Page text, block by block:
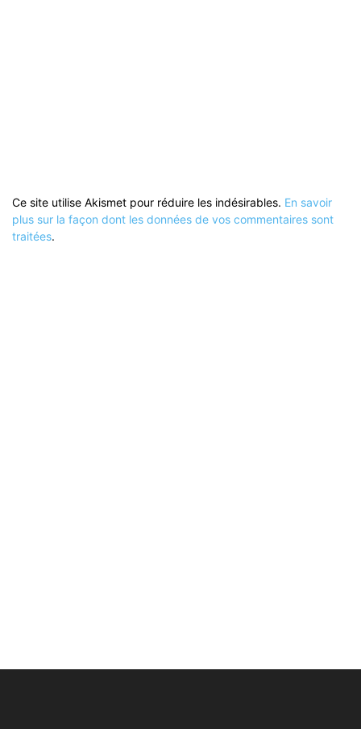
Ce site utilise Akismet pour réduire les indésirables. En savoir
plus sur la façon dont les données de vos commentaires sont
traitées.